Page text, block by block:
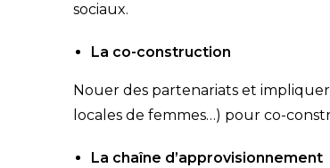
sociaux.
La co-construction
Nouer des partenariats et
locales de femmes…) pour co-
La chaîne d’approvisionnement